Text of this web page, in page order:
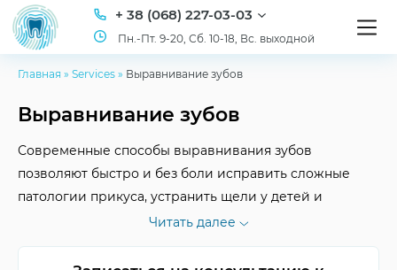
+ 38 (068) 227-03-03
Пн.-Пт. 9-20, Сб. 10-18, Вс. выходной
Главная » Services » Выравнивание зубов
Выравнивание зубов
Современные способы выравнивания зубов
позволяют быстро и без боли исправить сложные
патологии прикуса, устранить щели у детей и
взрослых. В стоматологической клинике ID Dent
лечения, которые делают улыбку открытой и по
Читать далее